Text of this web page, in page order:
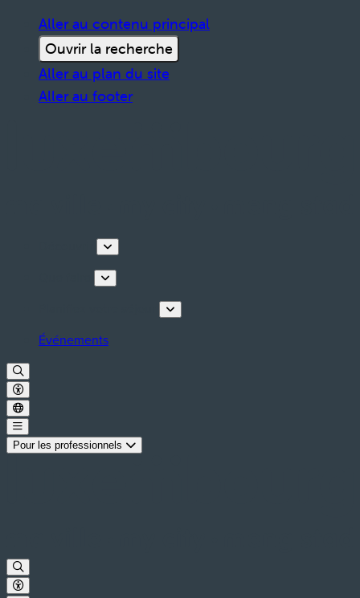
Aller au contenu principal
Ouvrir la recherche
Aller au plan du site
Aller au footer
Événements
Pour les professionnels